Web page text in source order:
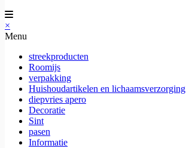
×
Menu
streekproducten
Roomijs
verpakking
Huishoudartikelen en lichaamsverzorging
diepvries apero
Decoratie
Sint
pasen
Informatie